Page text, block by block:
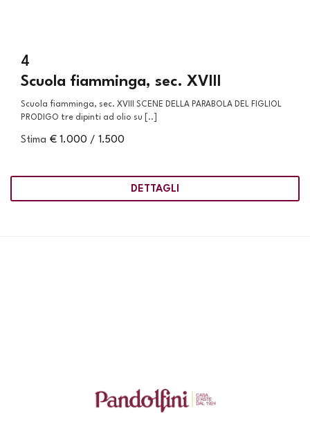
4
Scuola fiamminga, sec. XVIII
Scuola fiamminga, sec. XVIII SCENE DELLA PARABOLA DEL FIGLIOL
PRODIGO tre dipinti ad olio su [..]
Stima € 1.000 / 1.500
DETTAGLI